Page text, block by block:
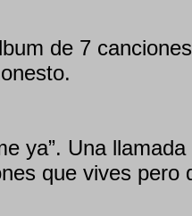
de 7 canciones
ya”. Una
que vives pero